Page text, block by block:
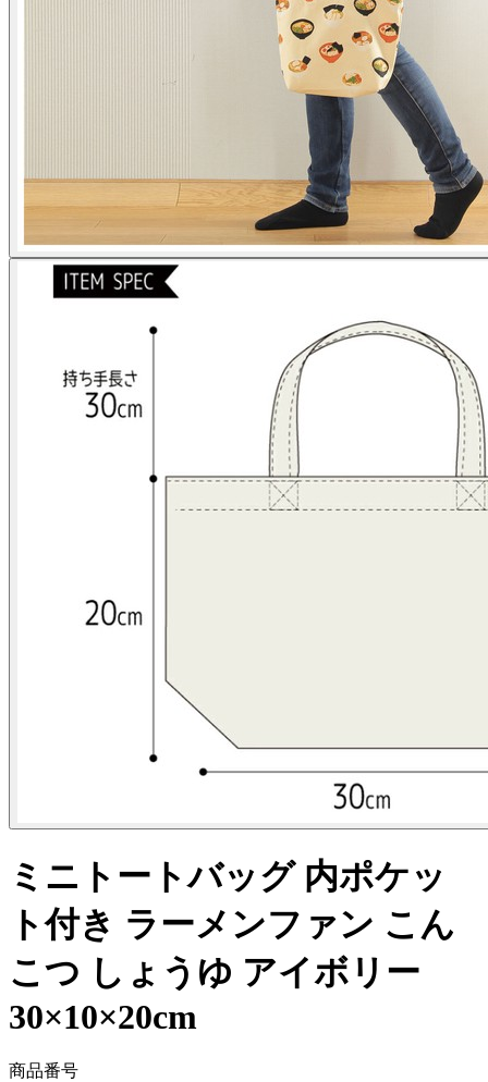
ミニトートバッグ 内ポケッ
ト付き ラーメンファン こん
こつ しょうゆ アイボリー
30×10×20cm
商品番号